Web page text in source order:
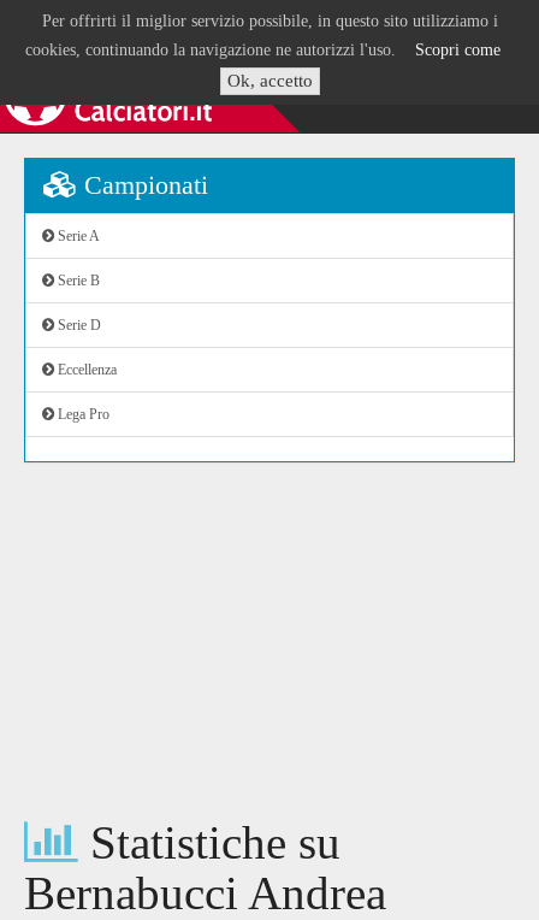
Per offrirti il miglior servizio possibile, in questo sito utilizziamo i
cookies, continuando la navigazione ne autorizzi l'uso. Scopri come
Ok, accetto
Campionati
Serie A
Serie B
Serie D
Eccellenza
Lega Pro
Statistiche su
Bernabucci Andrea